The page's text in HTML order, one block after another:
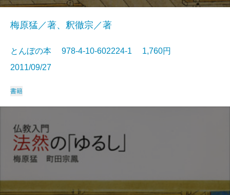
梅原猛／著、釈徹宗／著
とんぼの本 978-4-10-602224-1 1,760円
2011/09/27
書籍